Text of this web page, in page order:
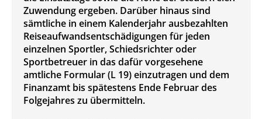
Zuwendung ergeben. Darüber hinaus sind
sämtliche in einem Kalenderjahr ausbezahlten
Reiseaufwandsentschädigungen für jeden
einzelnen Sportler, Schiedsrichter oder
Sportbetreuer in das dafür vorgesehene
amtliche Formular (L 19) einzutragen und dem
Finanzamt bis spätestens Ende Februar des
Folgejahres zu übermitteln.